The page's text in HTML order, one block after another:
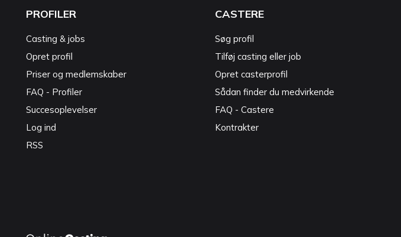
PROFILER
Casting & jobs
Opret profil
Priser og medlemskaber
FAQ - Profiler
Succesoplevelser
Log ind
RSS
CASTERE
Søg profil
Tilføj casting eller job
Opret casterprofil
Sådan finder du medvirkende
FAQ - Castere
Kontrakter